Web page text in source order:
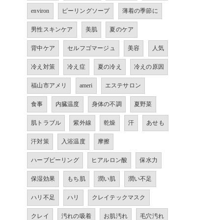
environ ピーリングソープ 薄着の季節に
男性スキンケア 美肌 夏のケア
背中ケア セルフゴマージュ 美容 人気
冷え対策 冷え症 夏の冷え 冷えの原因
福山市アメリ ameri エステサロン
食事 内臓温度 身体の不調 夏野菜
肌トラブル 紫外線 乾燥 汗 あせも
汗対策 入浴温度 摩擦
ハーブピーリング ヒアルロン酸 保水力
保湿効果 もち肌 潤い肌 潤い不足
ハリ不足 ハリ クレイテックマスク
クレイ 汚れの吸着 お肌汚れ 毛穴汚れ